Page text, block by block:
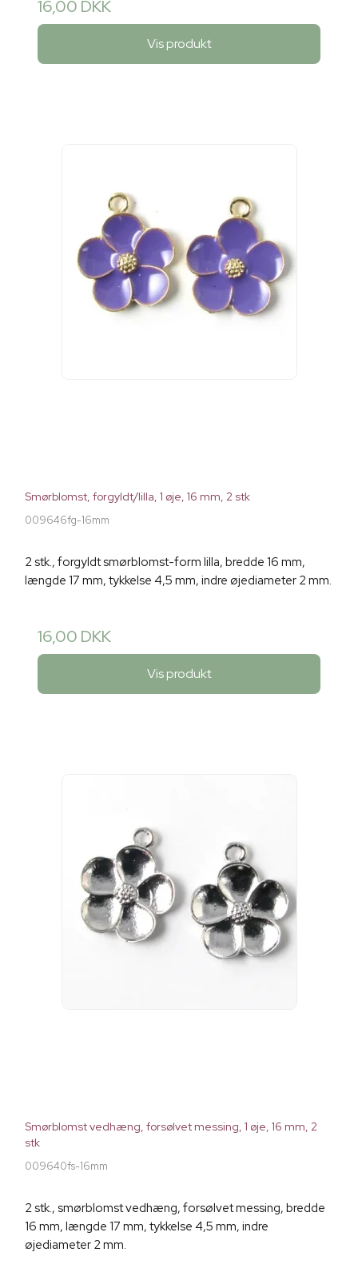
16,00 DKK
Vis produkt
Smørblomst, forgyldt/lilla, 1 øje, 16 mm, 2 stk
009646fg-16mm
2 stk., forgyldt smørblomst-form lilla, bredde 16 mm,
længde 17 mm, tykkelse 4,5 mm, indre øjediameter 2 mm.
16,00 DKK
Vis produkt
Smørblomst vedhæng, forsølvet messing, 1 øje, 16 mm, 2
stk
009640fs-16mm
2 stk., smørblomst vedhæng, forsølvet messing, bredde
16 mm, længde 17 mm, tykkelse 4,5 mm, indre
øjediameter 2 mm.